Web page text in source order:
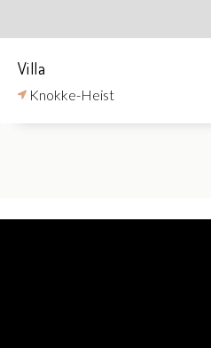
Villa
Knokke-Heist